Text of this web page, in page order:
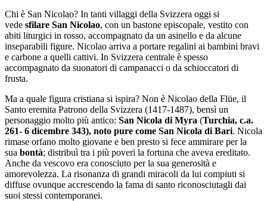
Chi è San Nicolao? In tanti villaggi della Svizzera oggi si
vede sfilare San Nicolao, con un bastone episcopale, vestito con
abiti liturgici in rosso, accompagnato da un asinello e da alcune
inseparabili figure. Nicolao arriva a portare regalini ai bambini bravi
e carbone a quelli cattivi. In Svizzera centrale è spesso
accompagnato da suonatori di campanacci o da schioccatori di
frusta.
Ma a quale figura cristiana si ispira? Non è Nicolao della Flüe, il
Santo eremita Patrono della Svizzera (1417-1487), bensì un
personaggio molto più antico: San Nicola di Myra (Turchia, c.a.
261- 6 dicembre 343), noto pure come San Nicola di Bari. Nicola
rimase orfano molto giovane e ben presto si fece ammirare per la
sua bontà; distribuì tra i più poveri la fortuna che aveva ereditato.
Anche da vescovo era conosciuto per la sua generosità e
amorevolezza. La risonanza di grandi miracoli da lui compiuti si
diffuse ovunque accrescendo la fama di santo riconosciutagli dai
suoi stessi contemporanei.